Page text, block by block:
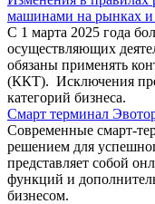
машинами на рынках и
С 1 марта 2025 года
осуществляющих
обязаны применять
(ККТ). Исключения
категорий бизнеса.
Смарт терминал
Современные смарт-
решением для
представляет собой
функций и
бизнесом.